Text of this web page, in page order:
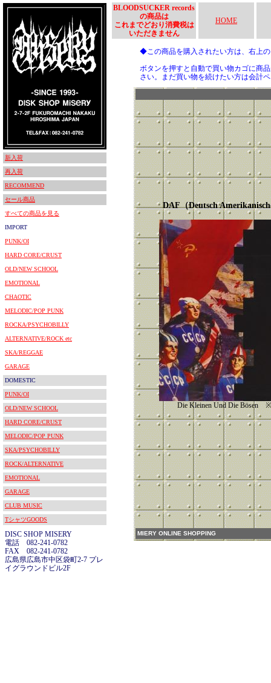
新入荷
再入荷
RECOMMEND
セール商品
すべての商品を見る
IMPORT
PUNK/OI
HARD CORE/CRUST
OLD/NEW SCHOOL
EMOTIONAL
CHAOTIC
MELODIC/POP PUNK
ROCKA/PSYCHOBILLY
ALTERNATIVE/ROCK etc
SKA/REGGAE
GARAGE
DOMESTIC
PUNK/OI
OLD/NEW SCHOOL
HARD CORE/CRUST
MELODIC/POP PUNK
SKA/PSYCHOBILLY
ROCK/ALTERNATIVE
EMOTIONAL
GARAGE
CLUB MUSIC
TシャツGOODS
DISC SHOP MISERY
電話 082-241-0782
FAX 082-241-0782
広島県広島市中区袋町2-7 プレ
イグラウンドビル2F
BLOODSUCKER records
の商品は
これまでどおり消費税は
いただきません
HOME
◆この商品を購入されたい方は、右上
ボタンを押すと自動で買い物カゴに商
さい。まだ買い物を続けたい方は会計
DAF（Deutsch
Die Kleinen Und Die Bösen
MIERY ONLINE SHOPPING